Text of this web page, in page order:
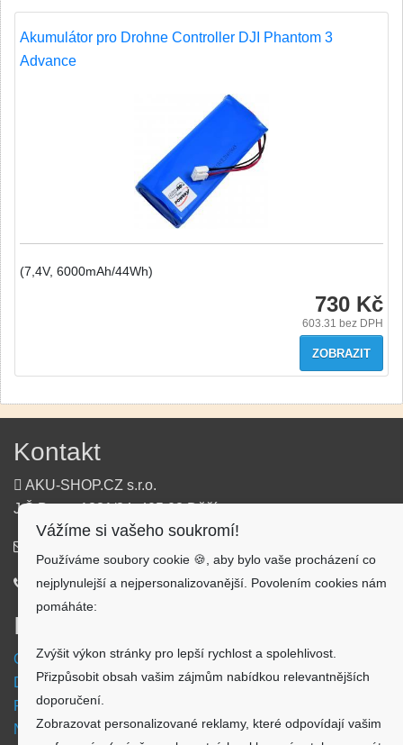
Akumulátor pro Drohne Controller DJI Phantom 3
Advance
(7,4V, 6000mAh/44Wh)
730 Kč
603.31 bez DPH
ZOBRAZIT
Kontakt
AKU-SHOP.CZ s.r.o.
J.Š.Baara 1331/34, 405 02 Děčín
720 500 500
Informace
Obchodní podmínky
Doprava a platba
Reklamační formulář
Nastavení cookies
Vážíme si vašeho soukromí!
Používáme soubory cookie 🍪, aby bylo vaše procházení co
nejplynulejší a nejpersonalizovanější. Povolením cookies nám
pomáháte:
Zvýšit výkon stránky pro lepší rychlost a spolehlivost.
Přizpůsobit obsah vašim zájmům nabídkou relevantnějších
doporučení.
Zobrazovat personalizované reklamy, které odpovídají vašim